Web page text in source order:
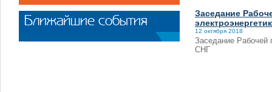
Заседание
12 октября 2018
Заседание Рабочей
СНГ
Ближайшие события